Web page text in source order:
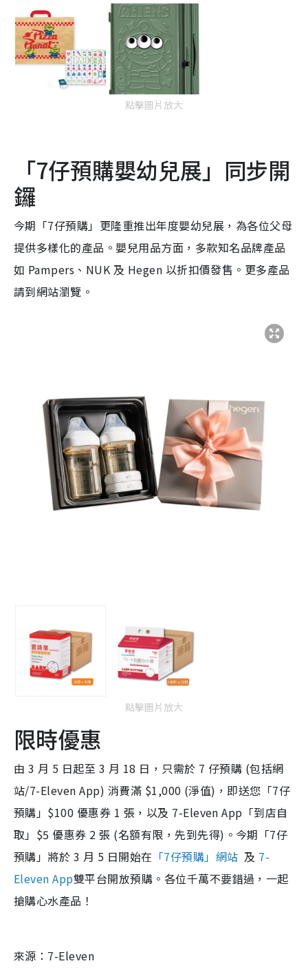
點擊圖片放大
「7仔預購嬰幼兒展」同步開
鑼
今期「7仔預購」更隆重推出年度嬰幼兒展，為各位父母
提供多樣化的產品。嬰兒用品方面，多款知名品牌產品
如 Pampers、NUK 及 Hegen 以折扣價發售。更多產品
請到網站瀏覽。
點擊圖片放大
限時優惠
由 3 月 5 日起至 3 月 18 日，只需於 7 仔預購 (包括網
站/7-Eleven App) 消費滿 $1,000 (淨值)，即送您「7仔
預購」$100 優惠券 1 張，以及 7-Eleven App「到店自
取」$5 優惠券 2 張 (名額有限，先到先得)。今期「7仔
預購」將於 3 月 5 日開始在 「7仔預購」網站 及 7-
Eleven App雙平台開放預購。各位千萬不要錯過，一起
搶購心水產品！
來源：7-Eleven